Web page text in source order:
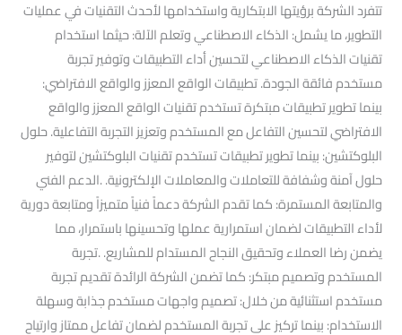
تتفرد الشركة برؤيتها الابتكارية واستخدامها لأحدث التقنيات في عمليات
التطوير، ما يشمل: الذكاء الاصطناعي وتعلم الآلة: حيثما استخدام
تقنيات الذكاء الاصطناعي لتحسين أداء التطبيقات وتوفير تجربة
مستخدم فائقة الجودة. تطبيقات الواقع المعزز والواقع الافتراضي:
بينما تطوير تطبيقات مبتكرة تستخدم تقنيات الواقع المعزز والواقع
الافتراضي لتحسين التفاعل مع المستخدم وتعزيز التجربة التفاعلية. حلول
البلوكتشين: بينما تطوير تطبيقات تستخدم تقنيات البلوكتشين لتوفير
حلول آمنة وشفافة للتعاملات والمعاملات الإلكترونية. .الدعم الفني
والمتابعة المستمرة: كما تقدم الشركة دعماً فنياً متميزاً ومتابعة دورية
لأداء التطبيقات لضمان استمرارية عملها وتحسينها باستمرار، مما
يضمن رضا العملاء وتحقيق النجاح المستدام للمشاريع. .تجربة
المستخدم وتصميم مبتكر: كما تضمن الشركة الرائدة تقديم تجربة
مستخدم استثنائية من خلال: تصميم واجهات مستخدم جذابة وسهلة
الاستخدام: بينما تركيز على تجربة المستخدم لضمان تفاعل ممتاز وارتياح